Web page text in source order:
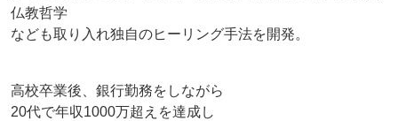
仏教哲学
なども取り入れ独自のヒーリング手法を開発。
高校卒業後、銀行勤務をしながら
20代で年収1000万超えを達成し